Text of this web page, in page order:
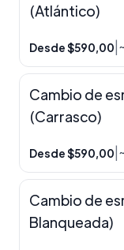
(Atlántico)
Desde $590,00
Cambio de
(Carrasco)
Desde $590,00
Cambio de
Blanqueada)